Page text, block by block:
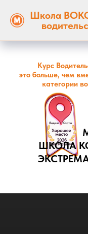
Школа
Курс
это больше, чем
категории
ШКОЛА